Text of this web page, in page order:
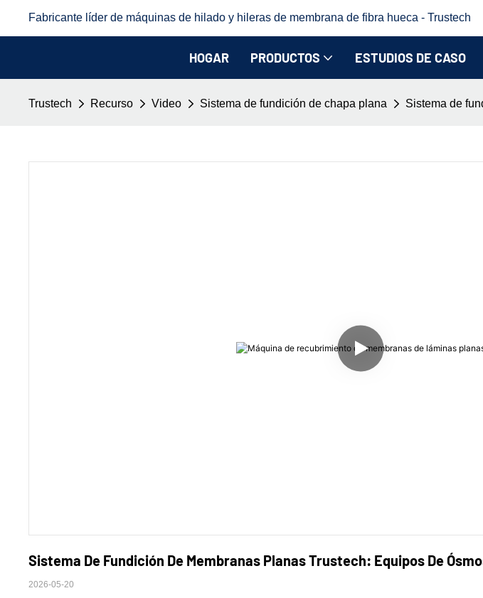
Fabricante líder de máquinas de hilado y hileras de membrana de fibra hueca - Trustech
HOGAR PRODUCTOS ESTUDIOS DE CASO
Trustech Recurso Video Sistema de fundición de chapa plana Sistema de
Sistema De Fundición De Membranas Planas Trustech: Equipos De
2026-05-20